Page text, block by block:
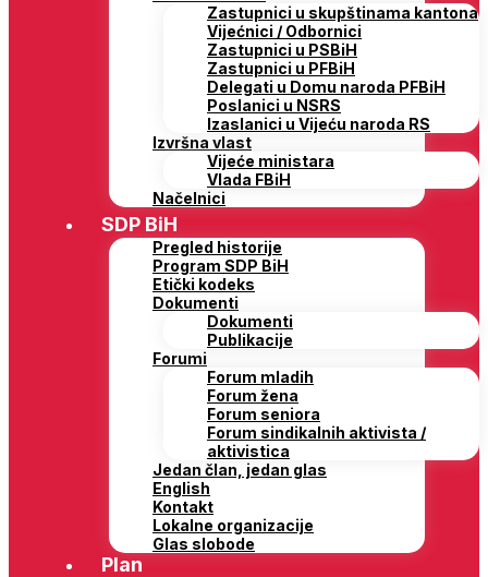
Zastupnici u skupštinama kantona
Vijećnici / Odbornici
Zastupnici u PSBiH
Zastupnici u PFBiH
Delegati u Domu naroda PFBiH
Poslanici u NSRS
Izaslanici u Vijeću naroda RS
Izvršna vlast
Vijeće ministara
Vlada FBiH
Načelnici
SDP BiH
Pregled historije
Program SDP BiH
Etički kodeks
Dokumenti
Dokumenti
Publikacije
Forumi
Forum mladih
Forum žena
Forum seniora
Forum sindikalnih aktivista /
aktivistica
Jedan član, jedan glas
English
Kontakt
Lokalne organizacije
Glas slobode
Plan